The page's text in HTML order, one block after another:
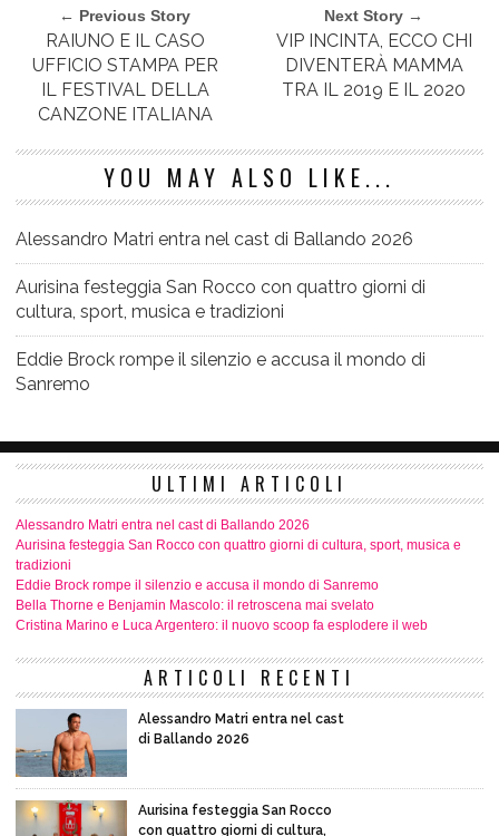
← Previous Story
RAIUNO E IL CASO
UFFICIO STAMPA PER
IL FESTIVAL DELLA
CANZONE ITALIANA
Next Story →
VIP INCINTA, ECCO CHI
DIVENTERÀ MAMMA
TRA IL 2019 E IL 2020
YOU MAY ALSO LIKE...
Alessandro Matri entra nel cast di Ballando 2026
Aurisina festeggia San Rocco con quattro giorni di
cultura, sport, musica e tradizioni
Eddie Brock rompe il silenzio e accusa il mondo di
Sanremo
ULTIMI ARTICOLI
Alessandro Matri entra nel cast di Ballando 2026
Aurisina festeggia San Rocco con quattro giorni di cultura, sport, musica e
tradizioni
Eddie Brock rompe il silenzio e accusa il mondo di Sanremo
Bella Thorne e Benjamin Mascolo: il retroscena mai svelato
Cristina Marino e Luca Argentero: il nuovo scoop fa esplodere il web
ARTICOLI RECENTI
Alessandro Matri entra nel cast
di Ballando 2026
Aurisina festeggia San Rocco
con quattro giorni di cultura,